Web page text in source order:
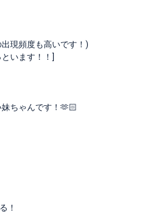
現頻度も高いです！)
います！！]
ちゃんです！🫶🏻
！